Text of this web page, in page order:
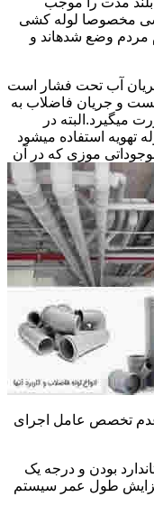
کشی مخصوصا لوله کشی
مردم وضع شدهاند و
آب تحت فشار است
و جریان فاضلاب به
در
استفاده میشود
موزی که در آن
عدم تخصص عامل اجرای
بودن و درجه یک
طول عمر سیستم